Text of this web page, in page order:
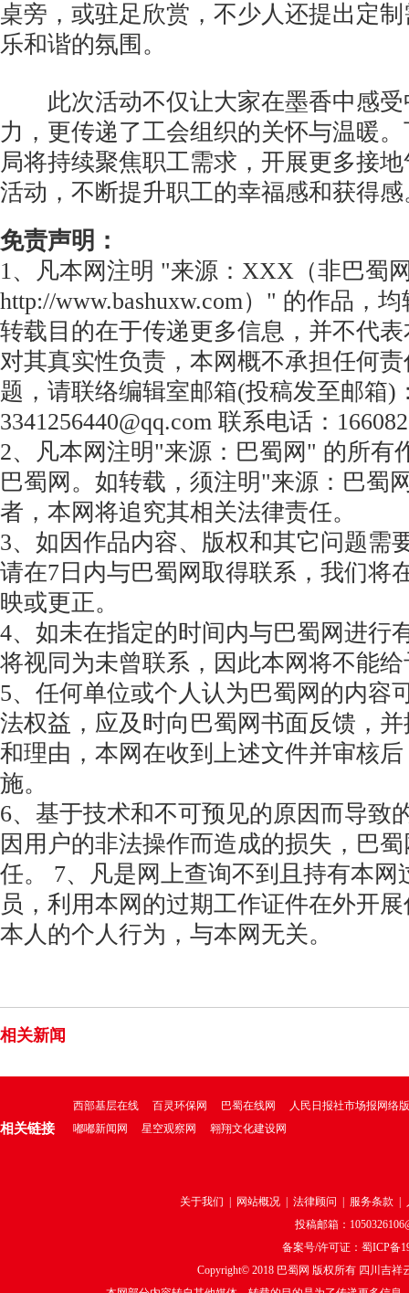
桌旁，或驻足欣赏，不少人还提出定
乐和谐的氛围。
此次活动不仅让大家在墨香中感受
力，更传递了工会组织的关怀与温暖
局将持续聚焦职工需求，开展更多接
活动，不断提升职工的幸福感和获得感
免责声明：
1、凡本网注明 "来源：XXX（非巴蜀
http://www.bashuxw.com）" 的作品，
转载目的在于传递更多信息，并不代
对其真实性负责，本网概不承担任何
题，请联络编辑室邮箱(投稿发至邮箱)
3341256440@qq.com 联系电话：
2、凡本网注明"来源：巴蜀网" 的所有
巴蜀网。如转载，须注明"来源：巴蜀
者，本网将追究其相关法律责任。
3、如因作品内容、版权和其它问题需
请在7日内与巴蜀网取得联系，我们将
映或更正。
4、如未在指定的时间内与巴蜀网进行
将视同为未曾联系，因此本网将不能
5、任何单位或个人认为巴蜀网的内容
法权益，应及时向巴蜀网书面反馈，
和理由，本网在收到上述文件并审核
施。
6、基于技术和不可预见的原因而导致
因用户的非法操作而造成的损失，巴
任。 7、凡是网上查询不到且持有本网
员，利用本网的过期工作证件在外开
本人的个人行为，与本网无关。
相关新闻
相关链接
西部基层在线 百灵环保网 巴蜀在线网
人民日报社市场报网络版
嘟嘟新闻网
星空观察网 翱翔文化建设网
关于我们 网站概况 法律顾问 服务条款
投稿邮箱：
备案号/许可证：蜀ICP备
Copyright© 2018 巴蜀网 版权所有 四川吉